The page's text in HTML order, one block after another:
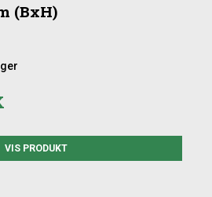
(BxH)
VIS PRODUKT